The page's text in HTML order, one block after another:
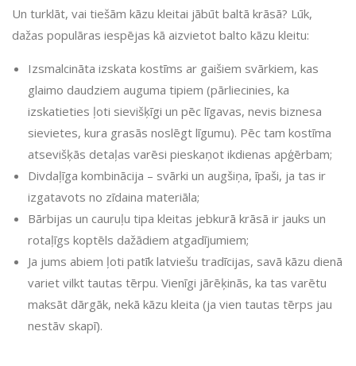
Un turklāt, vai tiešām kāzu kleitai jābūt baltā krāsā? Lūk,
dažas populāras iespējas kā aizvietot balto kāzu kleitu:
Izsmalcināta izskata kostīms ar gaišiem svārkiem, kas
glaimo daudziem auguma tipiem (pārliecinies, ka
izskatieties ļoti sievišķīgi un pēc līgavas, nevis biznesa
sievietes, kura grasās noslēgt līgumu). Pēc tam kostīma
atsevišķās detaļas varēsi pieskaņot ikdienas apģērbam;
Divdaļīga kombinācija – svārki un augšiņa, īpaši, ja tas ir
izgatavots no zīdaina materiāla;
Bārbijas un cauruļu tipa kleitas jebkurā krāsā ir jauks un
rotaļīgs koptēls dažādiem atgadījumiem;
Ja jums abiem ļoti patīk latviešu tradīcijas, savā kāzu dienā
variet vilkt tautas tērpu. Vienīgi jārēķinās, ka tas varētu
maksāt dārgāk, nekā kāzu kleita (ja vien tautas tērps jau
nestāv skapī).